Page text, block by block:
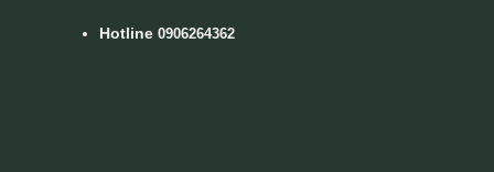
Hotline0906264362